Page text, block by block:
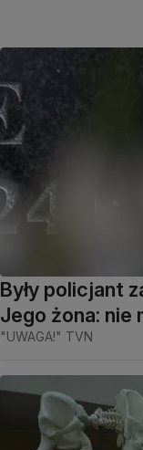
Były policjant
Jego żona: nie
"UWAGA!" TVN